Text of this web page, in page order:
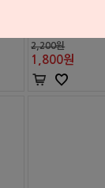
2,200원
1,800원